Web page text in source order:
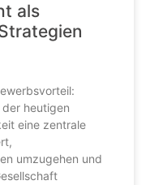
als
heutigen
eine zentrale
umzugehen und